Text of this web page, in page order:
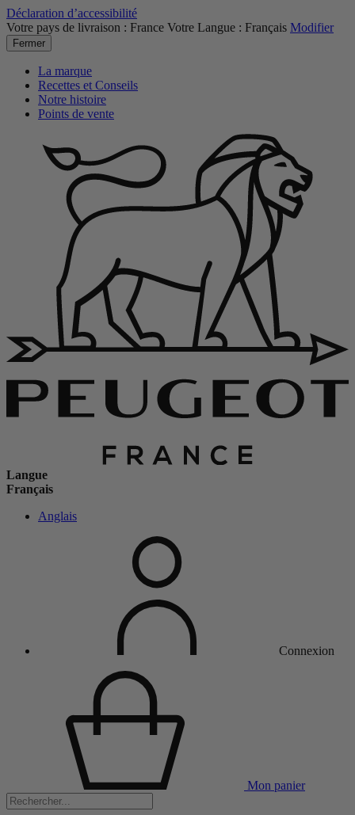
Déclaration d’accessibilité
Votre pays de livraison : France Votre Langue : Français Modifier
Fermer
La marque
Recettes et Conseils
Notre histoire
Points de vente
Langue
Français
Anglais
Connexion
Mon panier